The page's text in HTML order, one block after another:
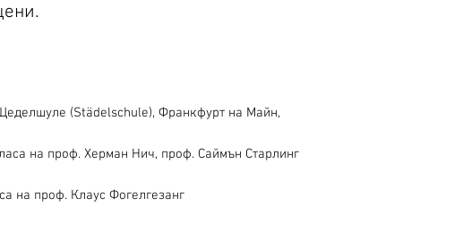
(Städelschule), Франкфурт на Майн,
на проф. Херман Нич, проф. Саймън Старлинг
на проф. Клаус Фогелгезанг